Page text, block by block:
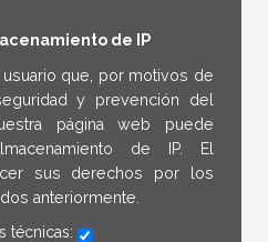
de IP
que, por motivos de
y prevención del
página web puede
de IP. El
sus derechos por los
anteriormente.
técnicas: